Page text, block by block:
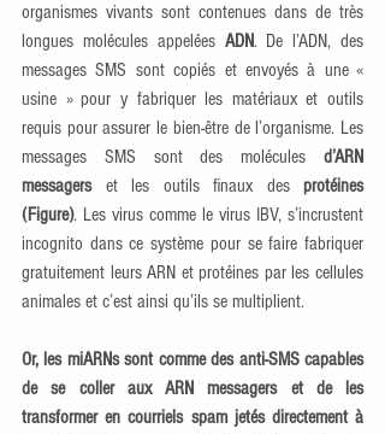
organismes vivants sont contenues dans de très
longues molécules appelées ADN. De l’ADN, des
messages SMS sont copiés et envoyés à une «
usine » pour y fabriquer les matériaux et outils
requis pour assurer le bien-être de l’organisme. Les
messages SMS sont des molécules d’ARN
messagers et les outils finaux des protéines
(Figure). Les virus comme le virus IBV, s’incrustent
incognito dans ce système pour se faire fabriquer
gratuitement leurs ARN et protéines par les cellules
animales et c’est ainsi qu’ils se multiplient.
Or, les miARNs sont comme des anti-SMS capables
de se coller aux ARN messagers et de les
transformer en courriels spam jetés directement à